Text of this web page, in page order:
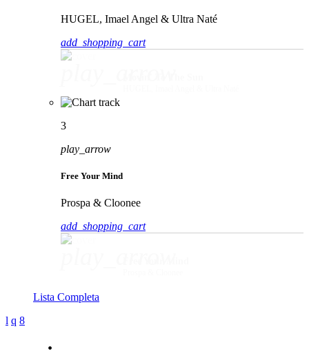
HUGEL, Imael Angel & Ultra Naté
add_shopping_cart
3
play_arrow
Free Your Mind
Prospa & Cloonee
add_shopping_cart
Lista Completa